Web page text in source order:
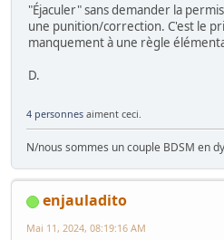
"Éjaculer" sans demander la
une punition/correction. C'est le
manquement à une règle
D.
4 personnes aiment ceci.
N/nous sommes un couple BDSM en
enjauladito
Mai 11, 2024, 08:19:16 AM